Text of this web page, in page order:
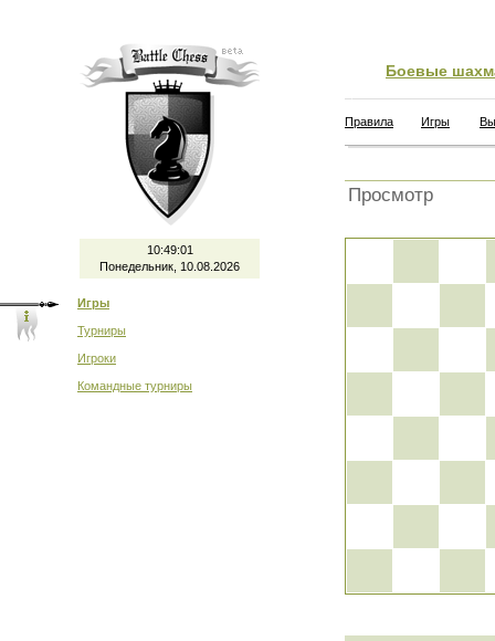
10:49:01
Понедельник, 10.08.2026
Игры
Турниры
Игроки
Командные турниры
Боевые
Правила Игры
Просмотр